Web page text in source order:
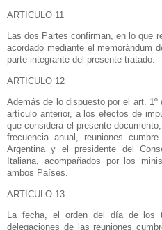
ARTICULO 11
Las dos Partes confirman, en lo que
acordado mediante el memorándum
parte integrante del presente tratado.
ARTICULO 12
Además de lo dispuesto por el art. 1º
artículo anterior, a los efectos de
que considera el presente
frecuencia anual, reuniones
Argentinay el presidente del
Italiana, acompañados por los
ambos Países.
ARTICULO 13
La fecha, el orden del día de los
delegaciones de las reuniones